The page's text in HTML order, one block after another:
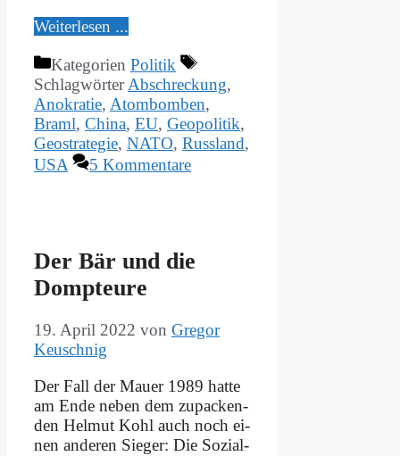
Wei­ter­le­sen ...
Kategorien Politik
SchlagwörterAbschreckung,
Anokratie, Atombomben,
Braml, China, EU, Geopolitik,
Geostrategie, NATO, Russland,
USA
5 Kommentare
Der Bär und die
Domp­teu­re
19. April 2022 von Gregor
Keuschnig
Der Fall der Mau­er 1989 hat­te
am En­de ne­ben dem zu­packen­
den Hel­mut Kohl auch noch ei­
nen an­de­ren Sie­ger: Die So­zi­al­